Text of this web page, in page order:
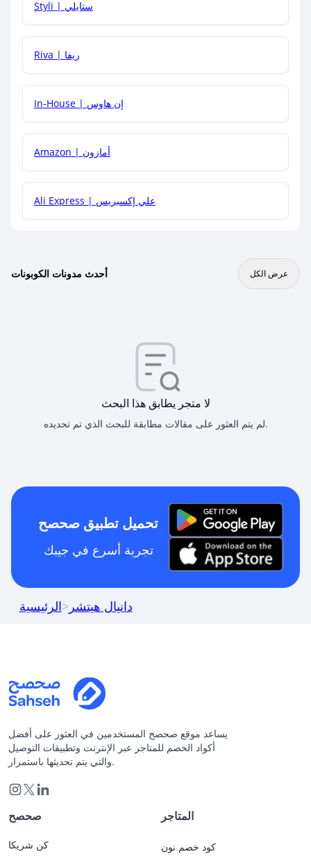
هل يمكنني جمع كود خصم مع العروض الأخرى؟
Styli | ستايلي
Riva | ريفا
In-House | إن هاوس
Amazon | أمازون
Ali Express | علي إكسبريس
أحدث مدونات الكوبونات عرض الكل
لا متجر يطابق هذا البحث
لم يتم العثور على مقالات مطابقة للبحث الذي تم تحديده.
تحميل تطبيق صحصح
تجربة أسرع في جيبك
الرئيسية> دانيال هيتشر
يساعد موقع صحصح المستخدمين في العثور على أفضل
أكواد الخصم للمتاجر عبر الإنترنت وتطبيقات التوصيل
والتي يتم تحديثها باستمرار.
صحصح
كن شريكا
المتاجر
كود خصم نون